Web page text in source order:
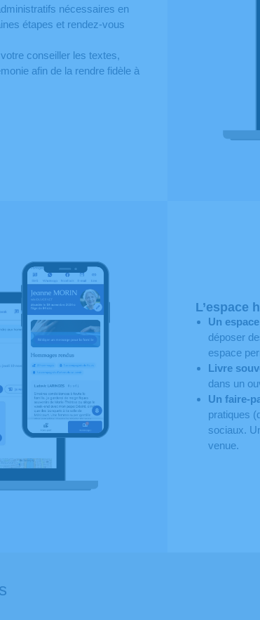
nécessaires en
étapes et rendez-vous
conseiller les textes,
afin de la rendre fidèle à
L’espace
Un
déposer
espace
Livre
dans un
Un faire-
pratiques
sociaux.
venue.